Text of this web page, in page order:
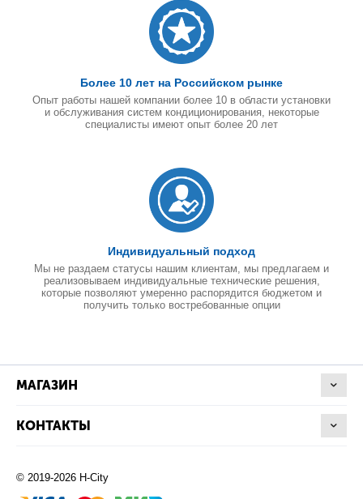
Более 10 лет на Российском рынке
Опыт работы нашей компании более 10 в области установки
и обслуживания систем кондиционирования, некоторые
специалисты имеют опыт более 20 лет
Индивидуальный подход
Мы не раздаем статусы нашим клиентам, мы предлагаем и
реализовываем индивидуальные технические решения,
которые позволяют умеренно распорядится бюджетом и
получить только востребованные опции
МАГАЗИН
КОНТАКТЫ
© 2019-2026 H-City